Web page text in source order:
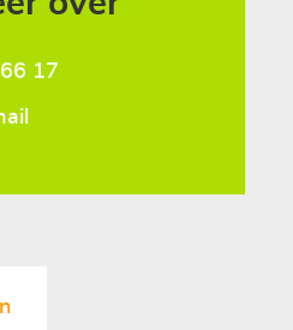
17